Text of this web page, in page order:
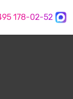
178-02-52